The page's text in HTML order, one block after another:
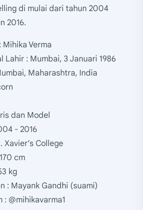
di mulai dari tahun 2004
2016.
Mihika Verma
Lahir : Mumbai, 3 Januari 1986
Maharashtra, India
dan Model
- 2016
Xavier’s College
cm
kg
: Mayank Gandhi (suami)
: @mihikavarma1